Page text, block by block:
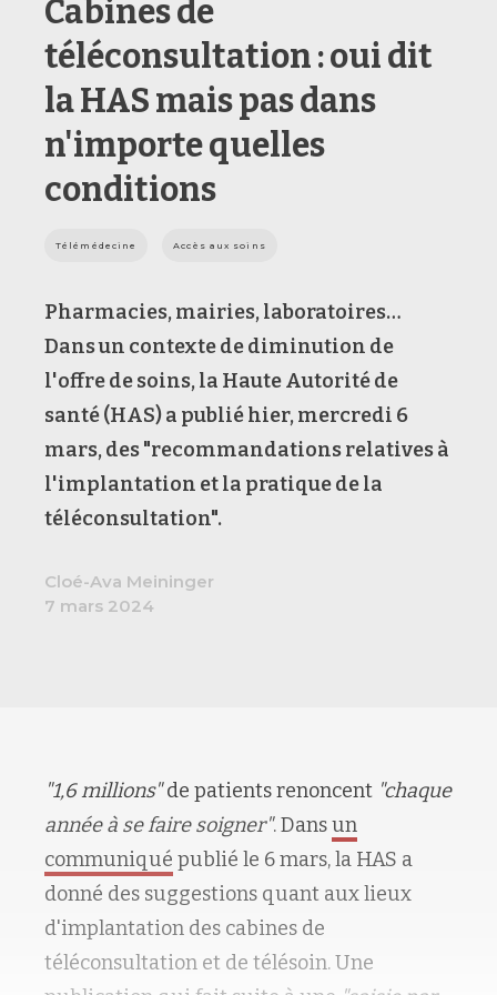
Cabines de
téléconsultation : oui dit
la HAS mais pas dans
n'importe quelles
conditions
Télémédecine Accès aux soins
Pharmacies, mairies, laboratoires…
Dans un contexte de diminution de
l'offre de soins, la Haute Autorité de
santé (HAS) a publié hier, mercredi 6
mars, des "recommandations relatives à
l'implantation et la pratique de la
téléconsultation".
Cloé-Ava Meininger
7 mars 2024
"1,6 millions"de patients renoncent "chaque
année à se faire soigner". Dansun
communiqué publié le 6 mars, la HAS a
donné des suggestions quant aux lieux
d'implantation des cabines de
téléconsultation et de télésoin. Une